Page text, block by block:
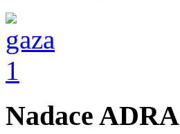
Nadace ADRA